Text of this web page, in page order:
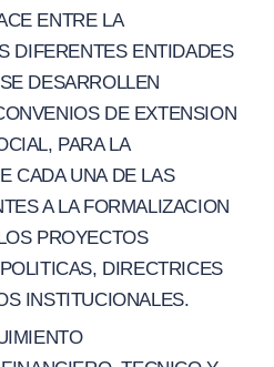
ENTRE LA
DIFERENTES ENTIDADES
DESARROLLEN
DE EXTENSION
PARA LA
CADA UNA DE LAS
A LA FORMALIZACION
PROYECTOS
DIRECTRICES
INSTITUCIONALES.